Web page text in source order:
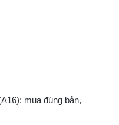
mua đúng bản,